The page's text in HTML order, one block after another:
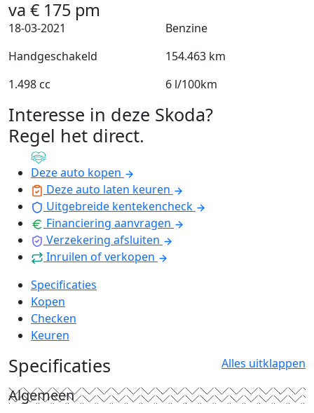
va € 175 pm
18-03-2021
Benzine
Handgeschakeld
154.463 km
1.498 cc
6 l/100km
Interesse in deze Skoda?
Regel het direct.
Deze auto kopen
Deze auto laten keuren
Uitgebreide kentekencheck
Financiering aanvragen
Verzekering afsluiten
Inruilen of verkopen
Specificaties
Kopen
Checken
Keuren
Specificaties Alles uitklappen
Algemeen